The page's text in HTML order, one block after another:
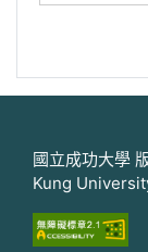
國立成功大學
Kung